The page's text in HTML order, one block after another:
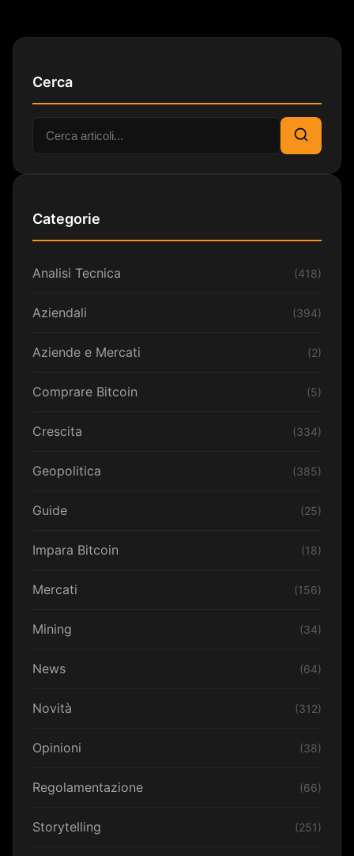
Cerca
Cerca:
Cerca
Categorie
Analisi Tecnica (418)
Aziendali (394)
Aziende e Mercati (2)
Comprare Bitcoin (5)
Crescita (334)
Geopolitica (385)
Guide (25)
Impara Bitcoin (18)
Mercati (156)
Mining (34)
News (64)
Novità (312)
Opinioni (38)
Regolamentazione (66)
Storytelling (251)